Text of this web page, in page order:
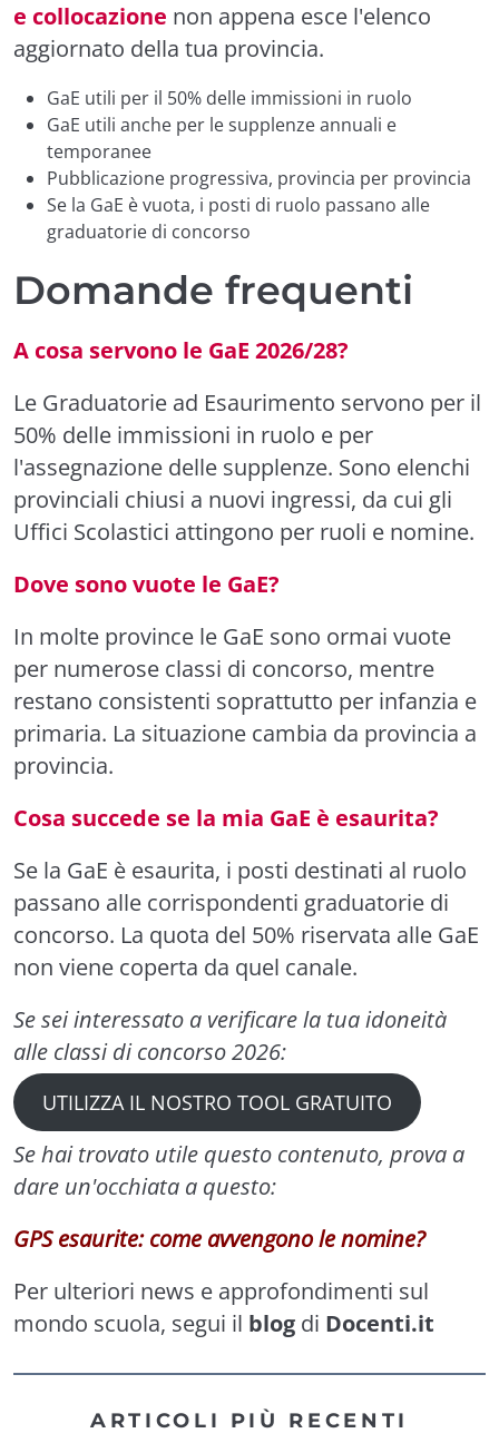
e collocazione non appena esce l'elenco
aggiornato della tua provincia.
GaE utili per il 50% delle immissioni in ruolo
GaE utili anche per le supplenze annuali e
temporanee
Pubblicazione progressiva, provincia per provincia
Se la GaE è vuota, i posti di ruolo passano alle
graduatorie di concorso
Domande frequenti
A cosa servono le GaE 2026/28?
Le Graduatorie ad Esaurimento servono per il
50% delle immissioni in ruolo e per
l'assegnazione delle supplenze. Sono elenchi
provinciali chiusi a nuovi ingressi, da cui gli
Uffici Scolastici attingono per ruoli e nomine.
Dove sono vuote le GaE?
In molte province le GaE sono ormai vuote
per numerose classi di concorso, mentre
restano consistenti soprattutto per infanzia e
primaria. La situazione cambia da provincia a
provincia.
Cosa succede se la mia GaE è esaurita?
Se la GaE è esaurita, i posti destinati al ruolo
passano alle corrispondenti graduatorie di
concorso. La quota del 50% riservata alle GaE
non viene coperta da quel canale.
Se sei interessato a verificare la tua idoneità
alle classi di concorso 2026:
UTILIZZA IL NOSTRO TOOL GRATUITO
Se hai trovato utile questo contenuto, prova a
dare un'occhiata a questo:
GPS esaurite: come avvengono le nomine?
Per ulteriori news e approfondimenti sul
mondo scuola, segui il blog di Docenti.it
ARTICOLI PIÙ RECENTI